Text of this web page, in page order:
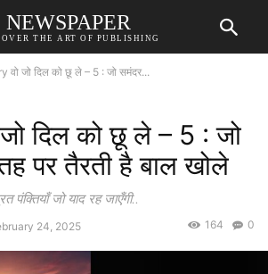
NEWSPAPER
THE ART OF PUBLISHING
वो जो दिल को छू ले – 5 : जो समंदर...
दिल को छू ले – 5 : जो
पर तैरती है बाल खोले
जो याद रह जाएँगी..
24, 2025 0
164